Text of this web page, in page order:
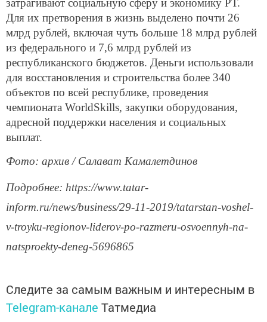
затрагивают социальную сферу и экономику РТ.
Для их претворения в жизнь выделено почти 26
млрд рублей, включая чуть больше 18 млрд рублей
из федерального и 7,6 млрд рублей из
республиканского бюджетов. Деньги использовали
для восстановления и строительства более 340
объектов по всей республике, проведения
чемпионата WorldSkills, закупки оборудования,
адресной поддержки населения и социальных
выплат.
Фото: архив / Салават Камалетдинов
Подробнее: https://www.tatar-
inform.ru/news/business/29-11-2019/tatarstan-voshel-
v-troyku-regionov-liderov-po-razmeru-osvoennyh-na-
natsproekty-deneg-5696865
Следите за самым важным и интересным в
Telegram-канале Татмедиа